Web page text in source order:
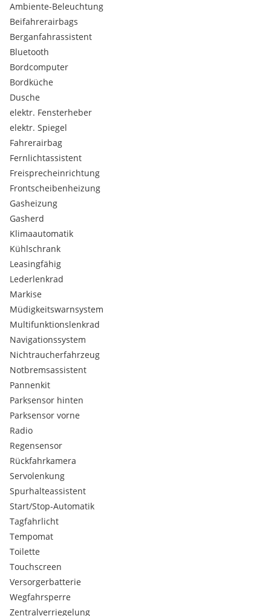
Ambiente-Beleuchtung
Beifahrerairbags
Berganfahrassistent
Bluetooth
Bordcomputer
Bordküche
Dusche
elektr. Fensterheber
elektr. Spiegel
Fahrerairbag
Fernlichtassistent
Freisprecheinrichtung
Frontscheibenheizung
Gasheizung
Gasherd
Klimaautomatik
Kühlschrank
Leasingfähig
Lederlenkrad
Markise
Müdigkeitswarnsystem
Multifunktionslenkrad
Navigationssystem
Nichtraucherfahrzeug
Notbremsassistent
Pannenkit
Parksensor hinten
Parksensor vorne
Radio
Regensensor
Rückfahrkamera
Servolenkung
Spurhalteassistent
Start/Stop-Automatik
Tagfahrlicht
Tempomat
Toilette
Touchscreen
Versorgerbatterie
Wegfahrsperre
Zentralverriegelung